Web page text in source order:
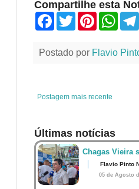
Compartilhe esta
F
b
T
w
P
e
W
Postado por Flavio
Postagem mais recente
Últimas notícias
Chagas Vieira
Flavio Pinto
05 de Agosto